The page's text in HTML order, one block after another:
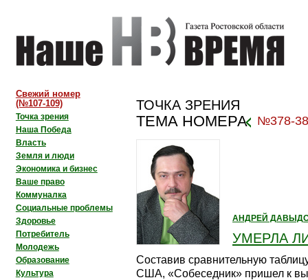
ТОЧКА ЗРЕНИЯ
ТЕМА НОМЕРА №378-
АНДРЕЙ
УМЕРЛА
Составив сравнительную
США, «Собеседник» пришел к
Свежий номер
(№107-109)
Точка зрения
Наша Победа
Власть
Земля и люди
Экономика и бизнес
Ваше право
Коммуналка
Социальные проблемы
Здоровье
Потребитель
Молодежь
Образование
Культура